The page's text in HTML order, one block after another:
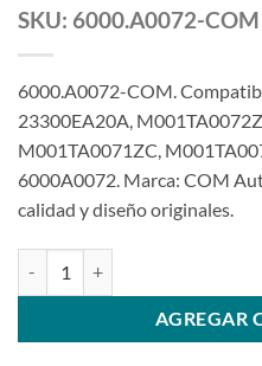
SKU: 6000.A0072-COM
6000.A0072-COM.
23300EA20A,
M001TA0071ZC,
6000A0072. Marca: COM
calidad y diseño originales.
AGREGAR